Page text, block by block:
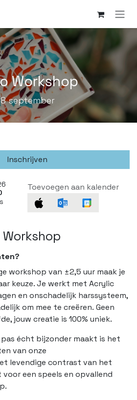
Workshop
september
Inschrijven
Toevoegen aan kalender
workshop van ±2,5 uur maak je
keuze. Je werkt met Acrylic
en onschadelijk harssysteem,
om mee te creëren. Geen
jouw creatie is 100% uniek.
écht bijzonder maakt is het
van onze
levendige contrast van het
een speels en opvallend